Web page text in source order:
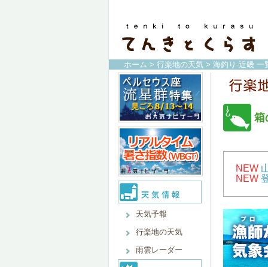
ホーム > 行楽地の天気 > 海釣り-近畿 一
天気予報
行楽地の天気
雨雲レーダー
箱
NEW
NEW